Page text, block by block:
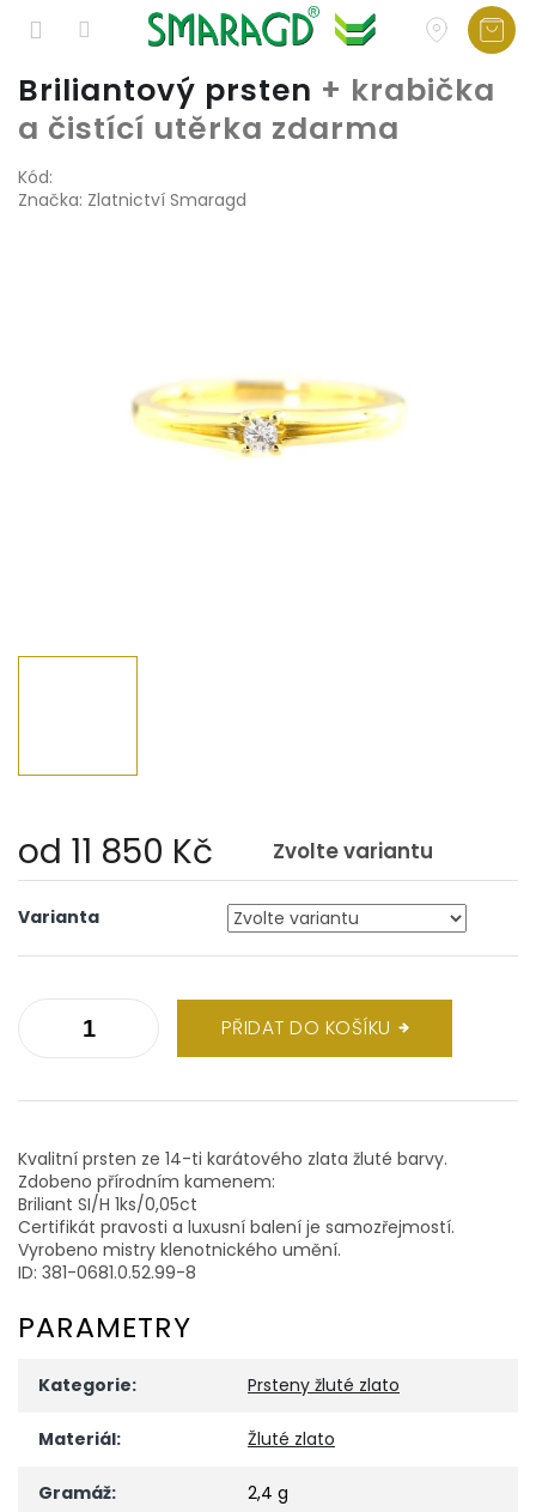
Přejít
obsah
Briliantový prsten + krabička
a čistící utěrka zdarma
Kód:
Značka: Zlatnictví Smaragd
od 11 850 Kč Zvolte variantu
cena:
Varianta
PŘIDAT DO KOŠÍKU
Kvalitní prsten ze 14-ti karátového zlata žluté barvy.
Zdobeno přírodním kamenem:
Briliant SI/H 1ks/0,05ct
Certifikát pravosti a luxusní balení je samozřejmostí.
Vyrobeno mistry klenotnického umění.
ID: 381-0681.0.52.99-8
PARAMETRY
Kategorie: Prsteny žluté zlato
Materiál: Žluté zlato
Gramáž: 2,4 g